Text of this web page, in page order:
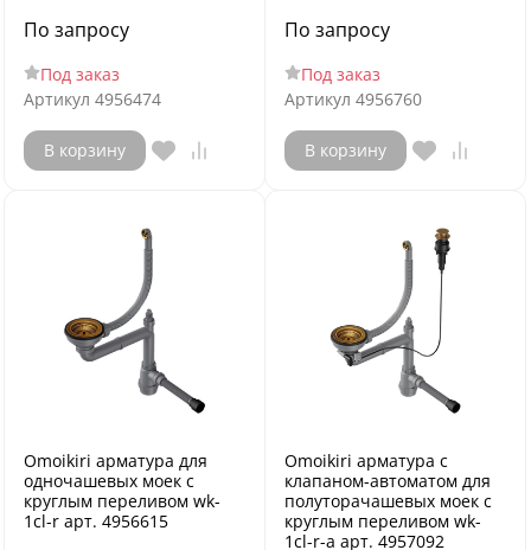
По запросу
Под заказ
Артикул 4956474
В корзину
По запросу
Под заказ
Артикул 4956760
В корзину
Omoikiri арматура для
одночашевых моек с
круглым переливом wk-
1cl-r арт. 4956615
Omoikiri арматура с
клапаном-автоматом для
полуторачашевых моек с
круглым переливом wk-
1cl-r-a арт. 4957092